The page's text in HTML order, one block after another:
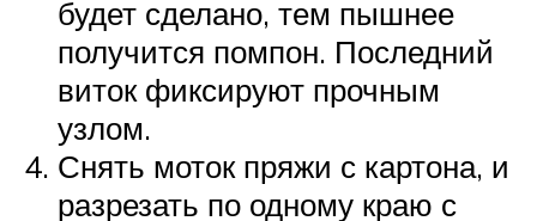
будет сделано, тем пышнее
получится помпон. Последний
виток фиксируют прочным
узлом.
Снять моток пряжи с картона, и
разрезать по одному краю с